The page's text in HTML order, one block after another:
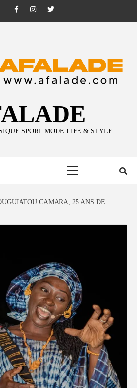
FacebookInstagramTwitter
SPORT MODE LIFE & STYLE
CAMARA, 25 ANS DE